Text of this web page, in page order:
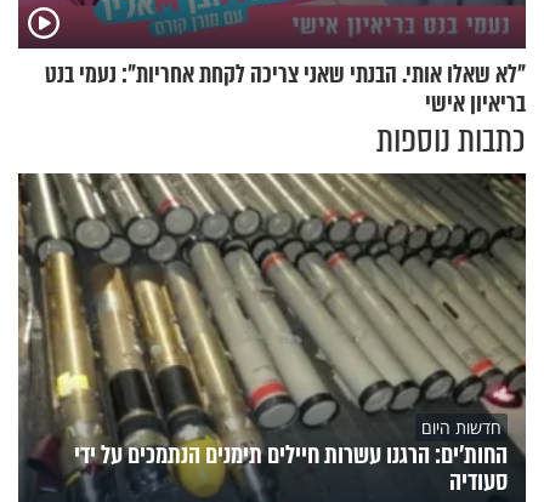
"לא שאלו אותי. הבנתי שאני צריכה לקחת אחריות": נעמי בנט
בריאיון אישי
כתבות נוספות
חדשות היום
החות'ים: הרגנו עשרות חיילים תימנים הנתמכים על ידי
סעודיה